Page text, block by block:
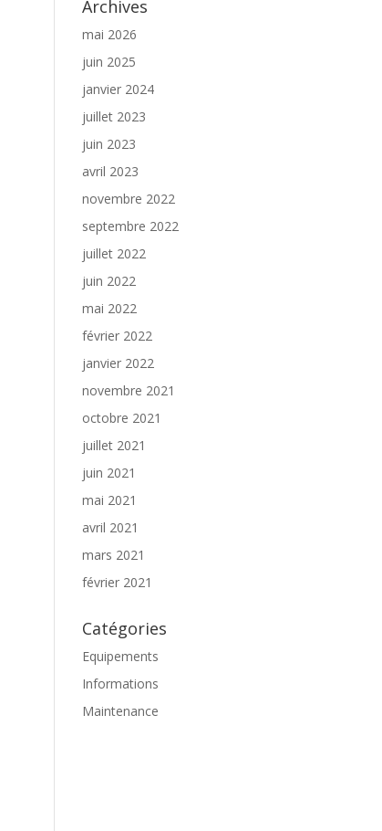
Archives
mai 2026
juin 2025
janvier 2024
juillet 2023
juin 2023
avril 2023
novembre 2022
septembre 2022
juillet 2022
juin 2022
mai 2022
février 2022
janvier 2022
novembre 2021
octobre 2021
juillet 2021
juin 2021
mai 2021
avril 2021
mars 2021
février 2021
Catégories
Equipements
Informations
Maintenance